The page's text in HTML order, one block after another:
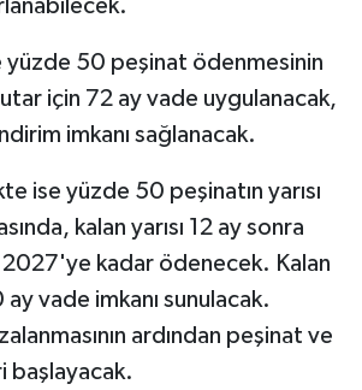
yüzde 50 peşinat ödenmesinin
için 72 ay vade uygulanacak,
imkanı sağlanacak.
ise yüzde 50 peşinatın yarısı
kalan yarısı 12 ay sonra
kadar ödenecek. Kalan
vade imkanı sunulacak.
ardından peşinat ve
başlayacak.